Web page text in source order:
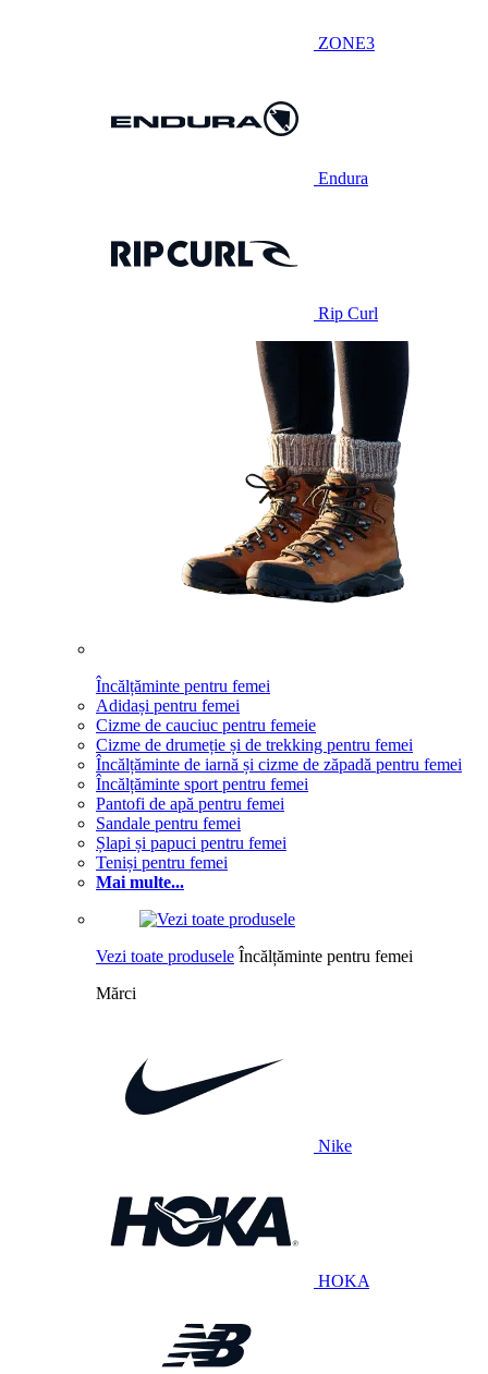
ZONE3
Endura
Rip Curl
Încălțăminte pentru femei
Adidași pentru femei
Cizme de cauciuc pentru femeie
Cizme de drumeție și de trekking pentru femei
Încălțăminte de iarnă și cizme de zăpadă pentru femei
Încălțăminte sport pentru femei
Pantofi de apă pentru femei
Sandale pentru femei
Șlapi și papuci pentru femei
Teniși pentru femei
Mai multe...
Vezi toate produsele Încălțăminte pentru femei
Mărci
Nike
HOKA